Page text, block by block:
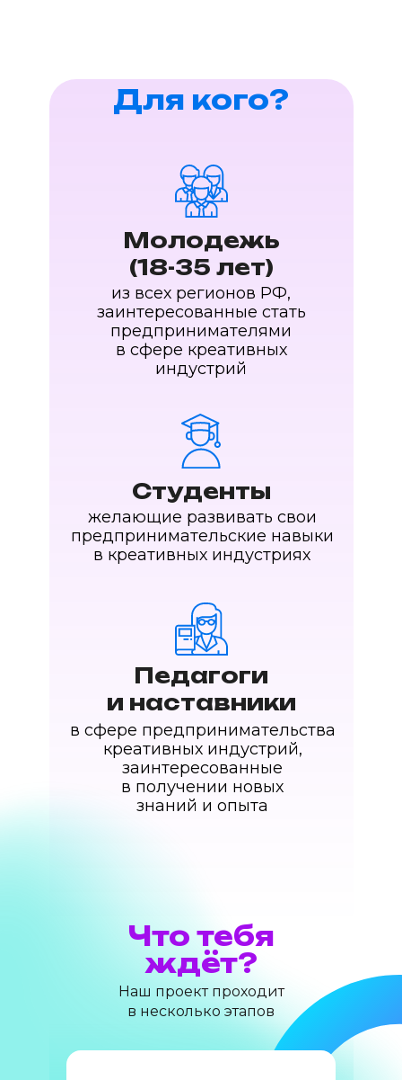
Для кого?
из всех регионов РФ,
заинтересованные стать
предпринимателями
в сфере креативных
индустрий
желающие развивать свои
предпринимательские навыки
в креативных индустриях
в сфере предпринимательства
креативных индустрий,
заинтересованные
в получении новых
знаний и опыта
Молодежь
(18-35 лет)
Студенты
Педагоги
и наставники
Что тебя
ждёт?
Наш проект проходит
в несколько этапов